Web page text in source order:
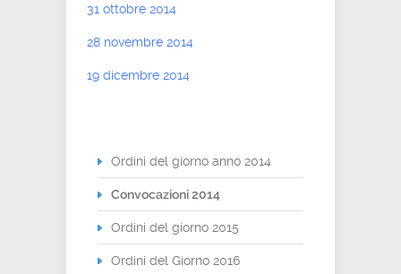
31 ottobre 2014
28 novembre 2014
19 dicembre 2014
Ordini del giorno anno 2014
Convocazioni 2014
Ordini del giorno 2015
Ordini del Giorno 2016